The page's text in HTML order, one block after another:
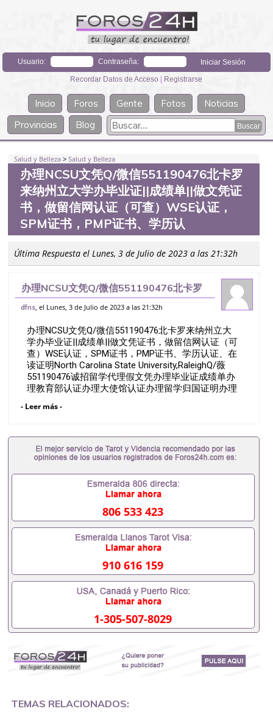
Usuario: Contraseña:
Recordar Datos de Acceso | Registrarse
Inicio Foros Gente Fotos
Noticias
Provincias
Blog
Salud y Belleza >Salud y Belleza
办理NCSU文凭Q/微信551190476北卡罗
来纳州立大学办毕业证||成绩单||做文凭证
书，做留信网认证（可查）WSE认证，
SPM证书，PMP证书、学历认
Última Respuesta el Lunes, 3 de Julio de 2023 a las 21:32h
办理NCSU文凭Q/微信551190476北卡罗
来纳州立大学办毕业证||成绩单||做文凭证
SPM证书，PMP证书、学历认
dfns , el Lunes, 3 de Julio de 2023 a las 21:32h
办理NCSU文凭Q/微信551190476北卡罗来纳州立大
学办毕业证||成绩单||做文凭证书，做留信网认证（可
查）WSE认证，SPM证书，PMP证书、学历认证、在
读证明North Carolina State University,RaleighQ/薇
551190476诚招留学代理假文凭办理毕业证成绩单办
理教育部认证办理大使馆认证办理留学归国证明办理
理录取通知书办理学位证书办理美国文凭办理澳洲文
速办理材料： 1、毕业证+成绩单+留学回国人员证明
+教育部认证,录取通知书，雅思。（全套留学回国必
备证明材料，给父母及亲朋好友一份完美交代）；
相关材料（申请学校、转学，甚至是申请工签都可以
用到）。 注：上述材料，随时都可以安排办理，毕业
客户要求安排。 国内找工作假的毕业证可以用吗
551190476假的毕业证成绩单可以办学历认证吗
551190476要定居国外需要办理什么材料551190476
入职事业单位/国企假的毕业证会查吗551190476入职
国企/事业单位需要些什么材料551190476办理假毕业
证在国内能用吗, 挂科拿不到毕业证怎么办, 毕业证丢
了怎么办, 没有正常毕业怎么办理毕业证,没毕业可以
办学历认证吗,您是否因为中途辍学、挂科而没有正常
毕业551190476您是否因为递交材料不齐而被拒之门
外551190476您是否因没正常毕业而导致回国得不到
教育部认证在校挂科了不想读了,成绩不理想毕不了业
科/研究生文凭551190476如何办理本科/硕士毕业证
551190476网上买文凭可靠吗551190476哪里可以买
么办理 外假毕业证551190476哪里可以制作美国毕业
- Leer más -
806 533 423
910 616 159
1-305-507-8029
TEMAS RELACIONADOS: